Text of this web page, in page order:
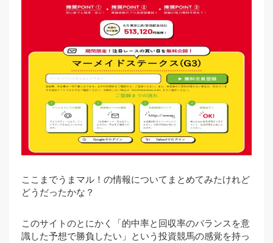
ここまでうまマル！の情報についてまとめてみたけれど
どうだったかな？
このサイトのとにかく「的中率と回収率のバランスを意
識した予想で勝負したい」という投資競馬の感覚を持っ